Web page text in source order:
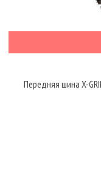
Передняя шина X-